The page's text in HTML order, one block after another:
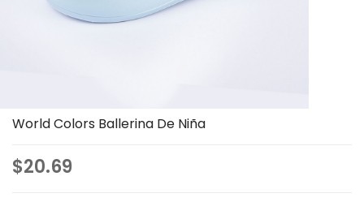
World Colors Ballerina De Niña
$20.69